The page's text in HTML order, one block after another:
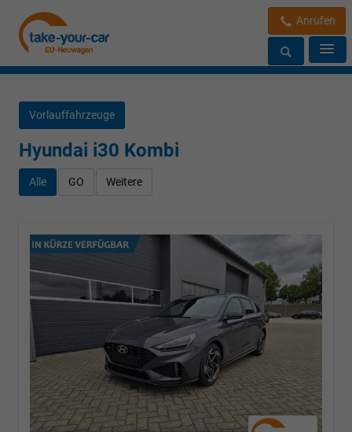
Anrufen
Vorlauffahrzeuge
Hyundai i30 Kombi
Alle GO Weitere